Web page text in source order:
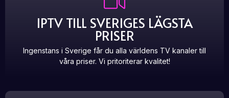
IPTV TILL SVERIGES LÄGSTA
PRISER
Ingenstans i Sverige får du alla världens TV kanaler till
våra priser. Vi pritoriterar kvalitet!